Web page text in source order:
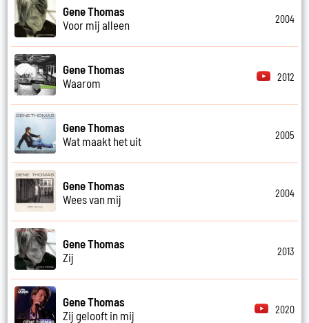
Gene Thomas
Voor mij alleen
2004
Gene Thomas
Waarom
2012
Gene Thomas
Wat maakt het uit
2005
Gene Thomas
Wees van mij
2004
Gene Thomas
Zij
2013
Gene Thomas
Zij gelooft in mij
2020